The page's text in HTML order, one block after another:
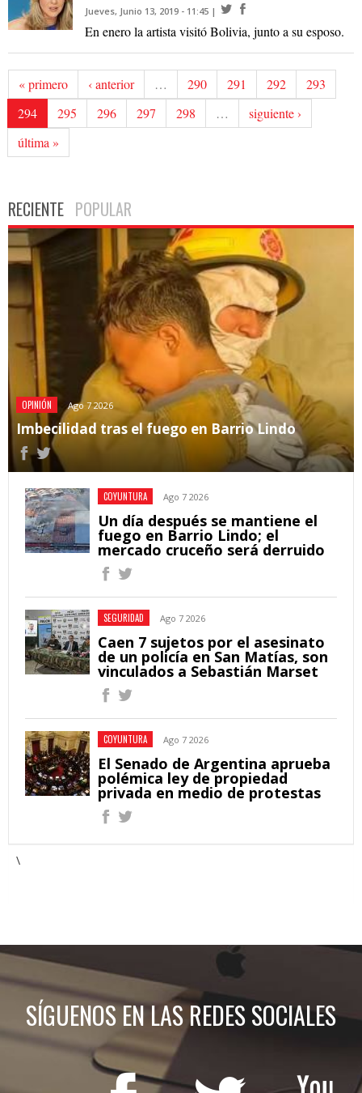
Jueves, Junio 13, 2019 - 11:45
En enero la artista visitó Bolivia, junto a su esposo.
« primero ‹ anterior … 290 291 292
293
294
295 296 297 298 …
siguiente ›
última »
RECIENTE POPULAR
OPINIÓN Ago 7 2026
Imbecilidad tras el fuego en Barrio Lindo
COYUNTURA Ago 7 2026
Un día después se mantiene el
fuego en Barrio Lindo; el
mercado cruceño será derruido
SEGURIDAD Ago 7 2026
Caen 7 sujetos por el asesinato
de un policía en San Matías, son
vinculados a Sebastián Marset
COYUNTURA Ago 7 2026
El Senado de Argentina aprueba
polémica ley de propiedad
privada en medio de protestas
\
SÍGUENOS EN LAS REDES SOCIALES